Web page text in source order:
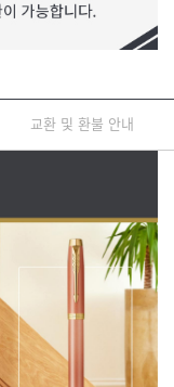
교환 및 환불 안내